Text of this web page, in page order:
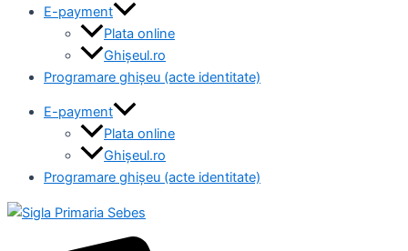
E-payment
Plata online
Ghișeul.ro
Programare ghișeu (acte identitate)
E-payment
Plata online
Ghișeul.ro
Programare ghișeu (acte identitate)